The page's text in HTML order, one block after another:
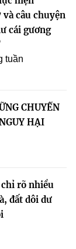
câu chuyện
cái gương
tuần
CHUYẾN
HẠI
rõ nhiều
đất dôi dư